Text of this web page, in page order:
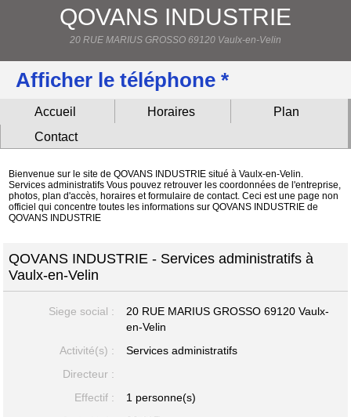
QOVANS INDUSTRIE
20 RUE MARIUS GROSSO 69120 Vaulx-en-Velin
Afficher le téléphone *
Accueil Horaires
Plan
Contact
Bienvenue sur le site de QOVANS INDUSTRIE situé à Vaulx-en-Velin.
Services administratifs Vous pouvez retrouver les coordonnées de l'entreprise,
photos, plan d'accès, horaires et formulaire de contact. Ceci est une page non
officiel qui concentre toutes les informations sur QOVANS INDUSTRIE de
QOVANS INDUSTRIE
QOVANS INDUSTRIE - Services administratifs à
Vaulx-en-Velin
Siege social : 20 RUE MARIUS GROSSO69120 Vaulx-
en-Velin
Activité(s) :
Services administratifs
Directeur :
Effectif :
1 personne(s)